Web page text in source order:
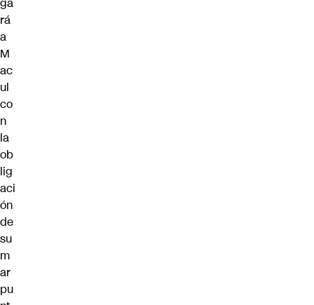
rá
a
M
ac
ul
co
n
la
ob
lig
aci
ón
de
su
m
ar
pu